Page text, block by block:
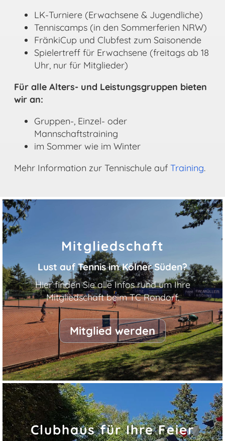
LK-Turniere (Erwachsene & Jugendliche)
Tenniscamps (in den Sommerferien NRW)
FränkiCup und Clubfest zum Saisonende
Spielertreff für Erwachsene (freitags ab 18
Uhr, nur für Mitglieder)
Für alle Alters- und Leistungsgruppen bieten
wir an:
Gruppen-, Einzel- oder
Mannschaftstraining
im Sommer wie im Winter
Mehr Information zur Tennischule auf Training.
Mitgliedschaft
Lust auf Tennis im Kölner Süden?
Hier finden Sie alle Infos rund um Ihre
Mitgliedschaft beim TC Rondorf.
Mitglied werden
Clubhaus für Ihre Feier